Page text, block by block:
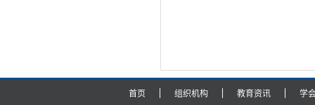
首页 组织机构 教育资讯 学